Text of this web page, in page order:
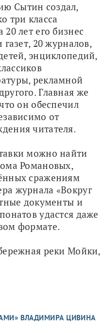
Сытин создал,
три класса
лет его бизнес
20 журналов,
энциклопедий,
рекламной
Главная же
он обеспечил
от
читателя.
можно найти
Романовых,
сражениям
журнала «Вокруг
документы и
удастся даже
формате.
реки Мойки,
ВЛАДИМИРА ЦИВИНА